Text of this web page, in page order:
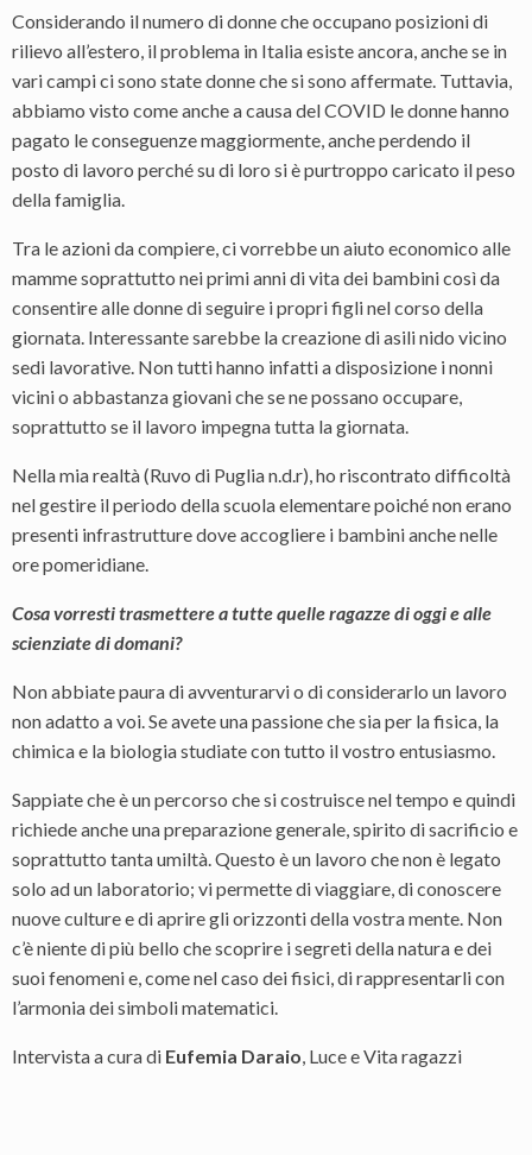
Considerando il numero di donne che occupano posizioni di
rilievo all’estero, il problema in Italia esiste ancora, anche se in
vari campi ci sono state donne che si sono affermate. Tuttavia,
abbiamo visto come anche a causa del COVID le donne hanno
pagato le conseguenze maggiormente, anche perdendo il
posto di lavoro perché su di loro si è purtroppo caricato il peso
della famiglia.
Tra le azioni da compiere, ci vorrebbe un aiuto economico alle
mamme soprattutto nei primi anni di vita dei bambini così da
consentire alle donne di seguire i propri figli nel corso della
giornata. Interessante sarebbe la creazione di asili nido vicino
sedi lavorative. Non tutti hanno infatti a disposizione i nonni
vicini o abbastanza giovani che se ne possano occupare,
soprattutto se il lavoro impegna tutta la giornata.
Nella mia realtà (Ruvo di Puglia n.d.r), ho riscontrato difficoltà
nel gestire il periodo della scuola elementare poiché non erano
presenti infrastrutture dove accogliere i bambini anche nelle
ore pomeridiane.
Cosa vorresti trasmettere a tutte quelle ragazze di oggi e alle
scienziate di domani?
Non abbiate paura di avventurarvi o di considerarlo un lavoro
non adatto a voi. Se avete una passione che sia per la fisica, la
chimica e la biologia studiate con tutto il vostro entusiasmo.
Sappiate che è un percorso che si costruisce nel tempo e quindi
richiede anche una preparazione generale, spirito di sacrificio e
soprattutto tanta umiltà. Questo è un lavoro che non è legato
solo ad un laboratorio; vi permette di viaggiare, di conoscere
nuove culture e di aprire gli orizzonti della vostra mente. Non
c’è niente di più bello che scoprire i segreti della natura e dei
suoi fenomeni e, come nel caso dei fisici, di rappresentarli con
l’armonia dei simboli matematici.
Intervista a cura di Eufemia Daraio, Luce e Vita ragazzi